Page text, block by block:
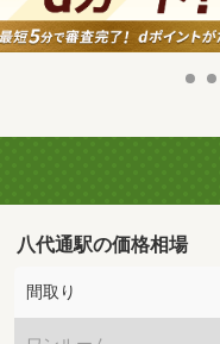
八代通駅の価格相場
間取り